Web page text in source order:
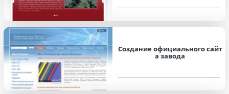
Создание официального сайт
а завода